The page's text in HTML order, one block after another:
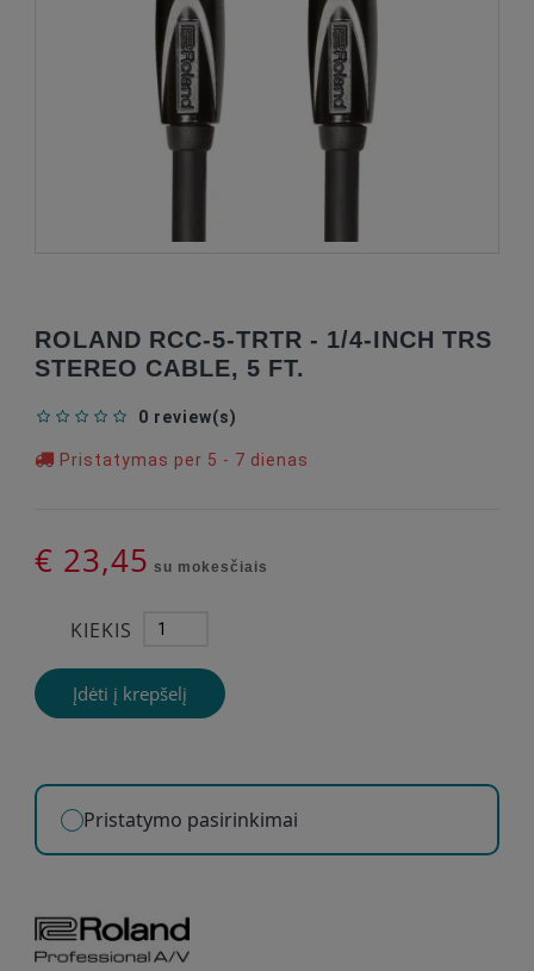
ROLAND RCC-5-TRTR - 1/4-INCH TRS
STEREO CABLE, 5 FT.
0 review(s)
Pristatymas per 5 - 7 dienas
€ 23,45 su mokesčiais
KIEKIS
Įdėti į krepšelį
Pristatymo pasirinkimai